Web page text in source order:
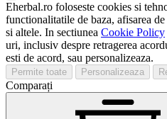
Eherbal.ro foloseste cookies si
functionalitatile de baza, afisarea
si altele. In sectiunea Cookie Policy
uri, inclusiv despre retragerea
esti de acord, sau personalizeaza.
Permite toate Personalizeaza
Comparați